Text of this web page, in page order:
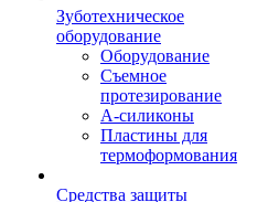
Зуботехническое
оборудование
Оборудование
Съемное
протезирование
А-силиконы
Пластины для
термоформования
Средства защиты